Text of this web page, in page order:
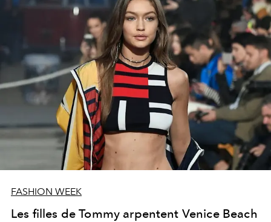
FASHION WEEK
Les filles de Tommy arpentent Venice Beach